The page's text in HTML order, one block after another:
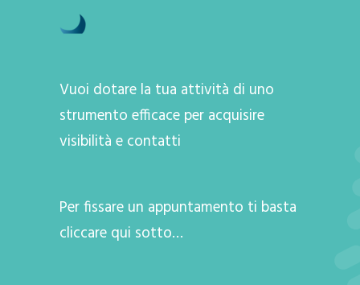
Vuoi dotare la tua attività di uno
strumento efficace per acquisire
visibilità e contatti
Per fissare un appuntamento ti basta
cliccare qui sotto…